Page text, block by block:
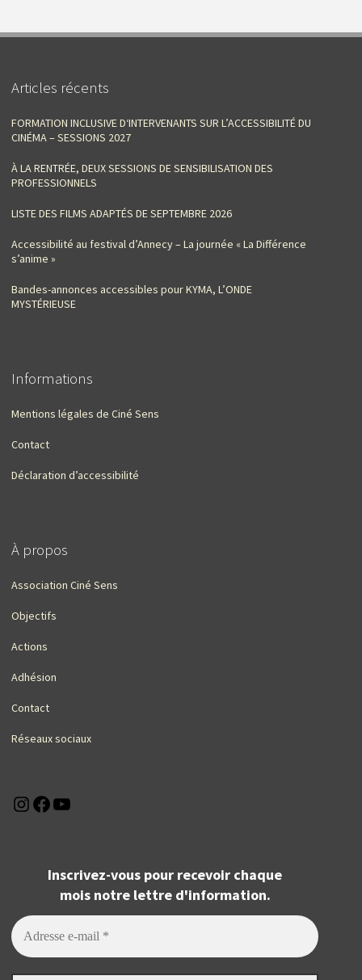
Articles récents
FORMATION INCLUSIVE D‘INTERVENANTS SUR L’ACCESSIBILITÉ DU
CINÉMA – SESSIONS 2027
À LA RENTRÉE, DEUX SESSIONS DE SENSIBILISATION DES
PROFESSIONNELS
LISTE DES FILMS ADAPTÉS DE SEPTEMBRE 2026
Accessibilité au festival d’Annecy – La journée « La Différence
s’anime »
Bandes-annonces accessibles pour KYMA, L’ONDE
MYSTÉRIEUSE
Informations
Mentions légales de Ciné Sens
Contact
Déclaration d’accessibilité
À propos
Association Ciné Sens
Objectifs
Actions
Adhésion
Contact
Réseaux sociaux
Instagram
Facebook
Inscrivez-vous pour recevoir chaque
mois notre lettre d'information.